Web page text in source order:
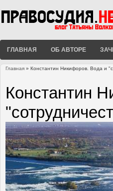
ГЛАВНАЯ ОБ АВТОРЕ
Главная » Константин Никифоров. Вода и
Константин